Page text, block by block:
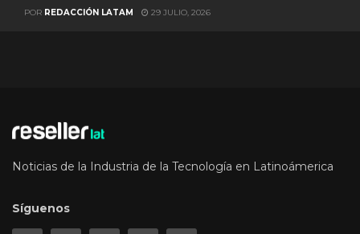
POR REDACCIÓN LATAM 29 JULIO, 2026
Noticias de la Industria de la Tecnología en Latinoámerica
Síguenos